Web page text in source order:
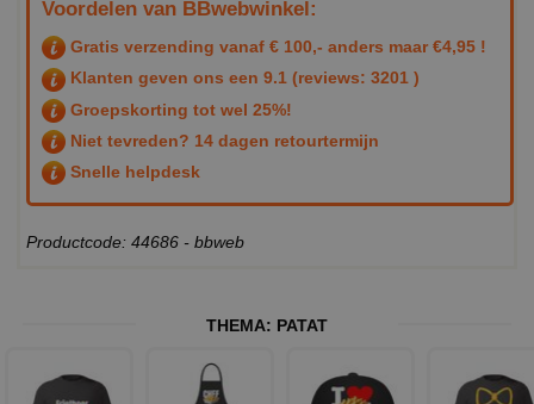
Voordelen van BBwebwinkel:
Gratis verzending vanaf € 100,- anders maar €4,95 !
Klanten geven ons een 9.1 (reviews: 3201 )
Groepskorting tot wel 25%!
Niet tevreden? 14 dagen retourtermijn
Snelle helpdesk
Productcode: 44686 - bbweb
THEMA: PATAT